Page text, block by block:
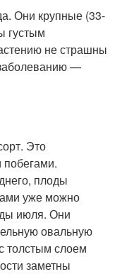
Они крупные (33-
густым
не страшны
—
Это
побегами.
плоды
уже можно
июля. Они
овальную
толстым слоем
заметны